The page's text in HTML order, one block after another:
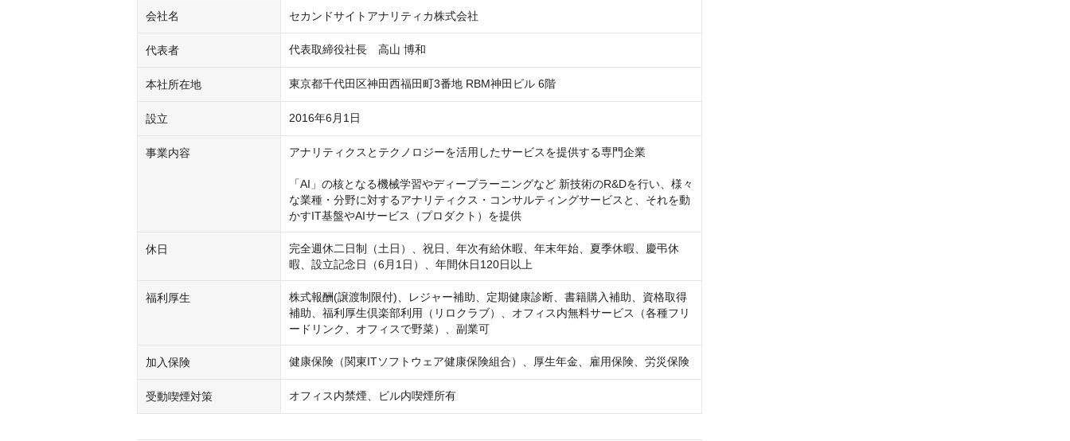
会社名 セカンドサイトアナリティカ株式会社
代表者 代表取締役社長　高山 博和
本社所在地 東京都千代田区神田西福田町3番地 RBM神田ビル 6階
設立 2016年6月1日
事業内容 アナリティクスとテクノロジーを活用したサービスを提供する専門企業
「AI」の核となる機械学習やディープラーニングなど 新技術のR&Dを行い、様々
な業種・分野に対するアナリティクス・コンサルティングサービスと、それを動
かすIT基盤やAIサービス（プロダクト）を提供
休日
完全週休二日制（土日）、祝⽇、年次有給休暇、年末年始、夏季休暇、慶弔休
暇、設立記念日（6月1日）、年間休日120日以上
福利厚生
株式報酬(譲渡制限付)、レジャー補助、定期健康診断、書籍購入補助、資格取得
補助、福利厚生倶楽部利用（リロクラブ）、オフィス内無料サービス（各種フリ
ードリンク、オフィスで野菜）、副業可
加入保険 健康保険（関東ITソフトウェア健康保険組合）、厚生年金、雇用保険、労災保険
受動喫煙対策 オフィス内禁煙、ビル内喫煙所有